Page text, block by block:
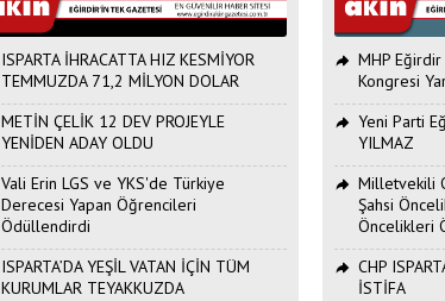
ISPARTA İHRACATTA HIZ KESMİYOR
TEMMUZDA 71,2 MİLYON DOLAR
METİN ÇELİK 12 DEV PROJEYLE
YENİDEN ADAY OLDU
Vali Erin LGS ve YKS'de Türkiye
Derecesi Yapan Öğrencileri
Ödüllendirdi
ISPARTA’DA YEŞİL VATAN İÇİN TÜM
KURUMLAR TEYAKKUZDA
MHP Eğirdir
Kongresi
Yeni Parti
YILMAZ
Milletvekili
Şahsi
Öncelikleri
CHP
İSTİFA